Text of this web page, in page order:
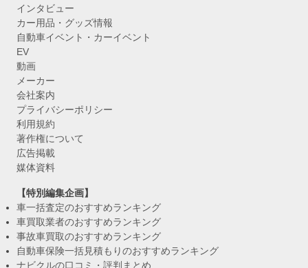
インタビュー
カー用品・グッズ情報
自動車イベント・カーイベント
EV
動画
メーカー
会社案内
プライバシーポリシー
利用規約
著作権について
広告掲載
媒体資料
【特別編集企画】
車一括査定のおすすめランキング
車買取業者のおすすめランキング
事故車買取のおすすめランキング
自動車保険一括見積もりのおすすめランキング
ナビクルの口コミ・評判まとめ